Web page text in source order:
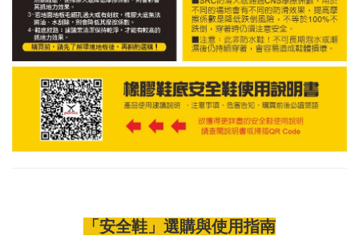
「安全鞋」選購與使用指南